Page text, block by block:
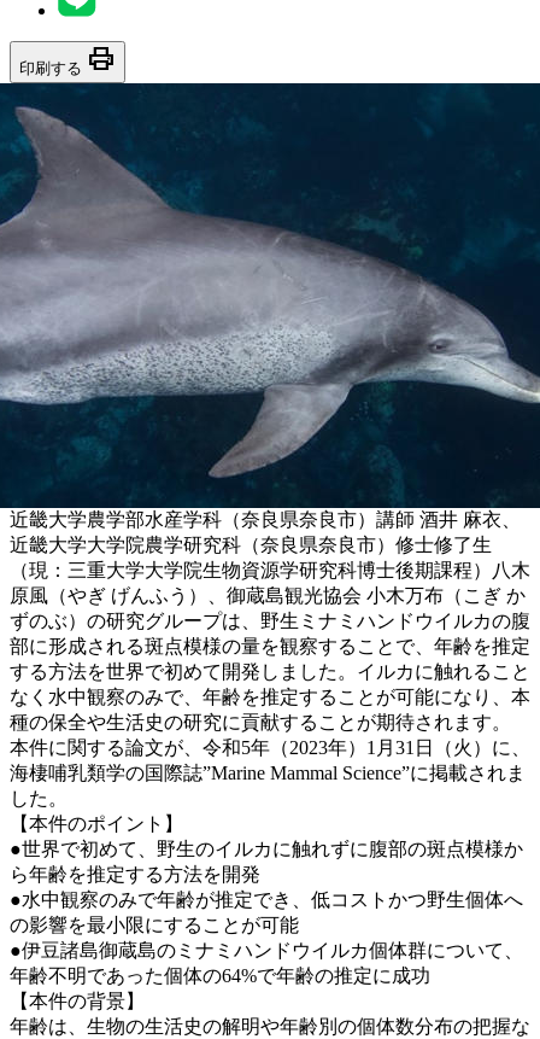
印刷する print
近畿大学農学部水産学科（奈良県奈良市）講師 酒井 麻衣、
近畿大学大学院農学研究科（奈良県奈良市）修士修了生
（現：三重大学大学院生物資源学研究科博士後期課程）八木
原風（やぎ げんふう）、御蔵島観光協会 小木万布（こぎ か
ずのぶ）の研究グループは、野生ミナミハンドウイルカの腹
部に形成される斑点模様の量を観察することで、年齢を推定
する方法を世界で初めて開発しました。イルカに触れること
なく水中観察のみで、年齢を推定することが可能になり、本
種の保全や生活史の研究に貢献することが期待されます。
本件に関する論文が、令和5年（2023年）1月31日（火）に、
海棲哺乳類学の国際誌”Marine Mammal Science”に掲載されま
した。
【本件のポイント】
●世界で初めて、野生のイルカに触れずに腹部の斑点模様か
ら年齢を推定する方法を開発
●水中観察のみで年齢が推定でき、低コストかつ野生個体へ
の影響を最小限にすることが可能
●伊豆諸島御蔵島のミナミハンドウイルカ個体群について、
年齢不明であった個体の64%で年齢の推定に成功
【本件の背景】
年齢は、生物の生活史の解明や年齢別の個体数分布の把握な